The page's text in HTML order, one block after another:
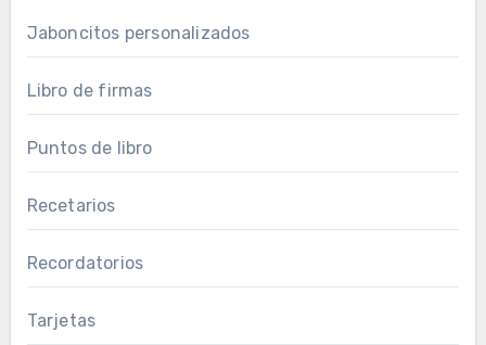
Jaboncitos personalizados
Libro de firmas
Puntos de libro
Recetarios
Recordatorios
Tarjetas